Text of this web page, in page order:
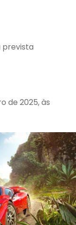
prevista
de 2025, às